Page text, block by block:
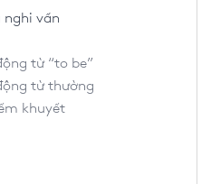
nghi vấn
từ “to be”
từ thường
khuyết